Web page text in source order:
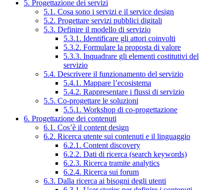
5. Progettazione dei servizi
5.1. Cosa sono i servizi e il service design
5.2. Progettare servizi pubblici digitali
5.3. Definire il modello di servizio
5.3.1. Identificare gli attori coinvolti
5.3.2. Formulare la proposta di valore
5.3.3. Inquadrare gli elementi costitutivi del
servizio
5.4. Descrivere il funzionamento del servizio
5.4.1. Mappare l’ecosistema
5.4.2. Rappresentare i flussi di servizio
5.5. Co-progettare le soluzioni
5.5.1. Workshop di co-progettazione
6. Progettazione dei contenuti
6.1. Cos’è il content design
6.2. Ricerca utente sui contenuti e il linguaggio
6.2.1. Content discovery
6.2.2. Dati di ricerca (search keywords)
6.2.3. Ricerca tramite analytics
6.2.4. Ricerca sui forum
6.3. Dalla ricerca ai bisogni degli utenti